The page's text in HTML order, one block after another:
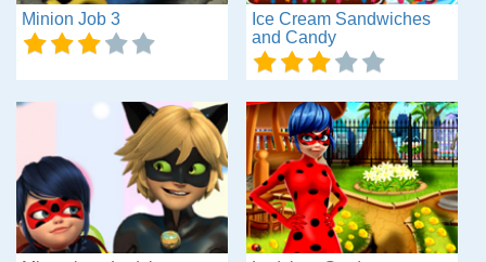
Minion Job 3
Ice Cream Sandwiches
and Candy